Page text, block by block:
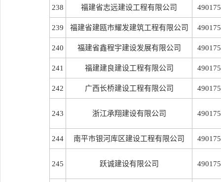
238 福建省志远建设工程有限公司
239 福建省建瓯市耀发建筑工程有限公司
240 福建省鑫程宇建设发展有限公司
241 福建建良建设工程有限公司
242 广西长桥建设工程有限公司
243 浙江承翔建设有限公司
244 南平市银河库区建设工程有限公司
245 跃诚建设有限公司